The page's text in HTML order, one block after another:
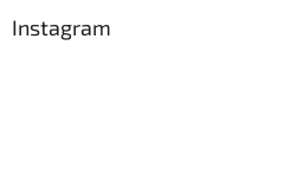
Instagram